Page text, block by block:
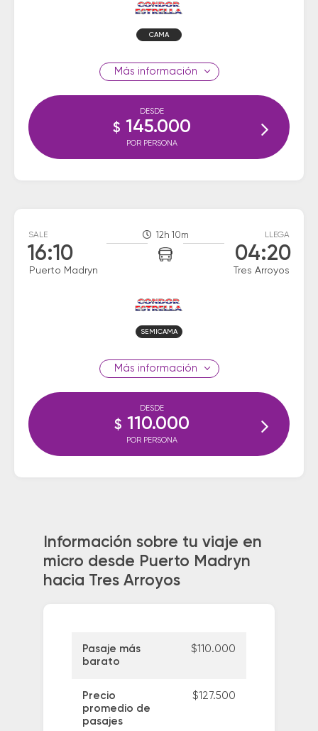
CAMA
información
DESDE
$ 145.000
POR PERSONA
SALE
16:10
Puerto Madryn
12h 10m LLEGA
04:20
Tres Arroyos
SEMICAMA
información
DESDE
$ 110.000
POR PERSONA
Información sobre tu viaje en
micro desde Puerto Madryn
hacia Tres Arroyos
Pasaje más
barato
$110.000
Precio
promedio de
pasajes
$127.500